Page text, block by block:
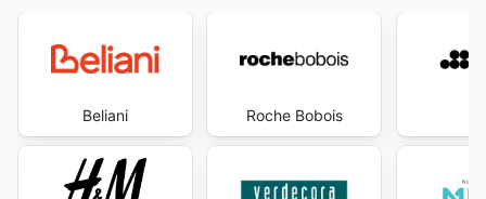
Beliani Roche Bobois